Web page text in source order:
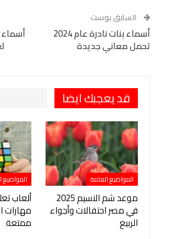
Tumblr
البريد الإلكتروني
StumbleUpon
Digg
LINE
السابق بوست
أسماء بنات نادرة عام 2024
تحمل معاني جديدة
قد يعجبك ايضا
المواضيع العامة
موعد شم النسيم 2025
في مصر احتفالات وأجواء
الربيع
المواضيع
ألعاب
مهارات
ممتعة